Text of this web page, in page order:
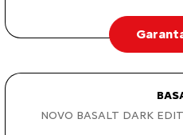
NOVO BASALT DARK